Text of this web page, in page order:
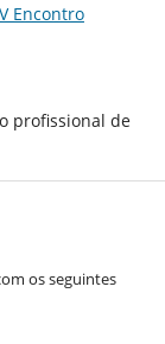
Encontro
profissional de
os seguintes